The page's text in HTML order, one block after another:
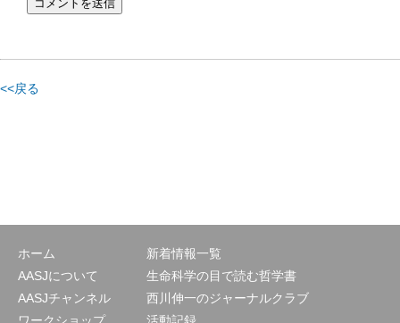
<<戻る
ホーム
AASJについて
AASJチャンネル
ワークショップ
新着情報一覧
生命科学の目で読む哲学書
西川伸一のジャーナルクラブ
活動記録